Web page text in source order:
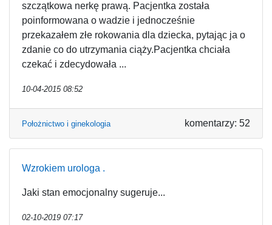
szczątkowa nerkę prawą. Pacjentka została
poinformowana o wadzie i jednocześnie
przekazałem złe rokowania dla dziecka, pytając ja o
zdanie co do utrzymania ciąży.Pacjentka chciała
czekać i zdecydowała ...
10-04-2015 08:52
Położnictwo i ginekologia komentarzy: 52
Wzrokiem urologa .
Jaki stan emocjonalny sugeruje...
02-10-2019 07:17